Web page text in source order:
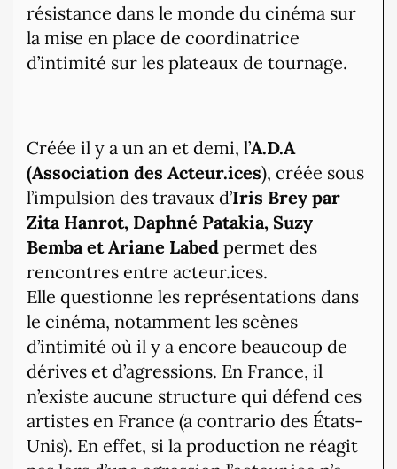
résistance dans le monde du cinéma sur
la mise en place de coordinatrice
d’intimité sur les plateaux de tournage.
Créée il y a un an et demi, l’A.D.A
(Association des Acteur.ices), créée sous
l’impulsion des travaux d’Iris Brey par
Zita Hanrot, Daphné Patakia, Suzy
Bemba et Ariane Labed permet des
rencontres entre acteur.ices.
Elle questionne les représentations dans
le cinéma, notamment les scènes
d’intimité où il y a encore beaucoup de
dérives et d’agressions. En France, il
n’existe aucune structure qui défend ces
artistes en France (a contrario des États-
Unis). En effet, si la production ne réagit